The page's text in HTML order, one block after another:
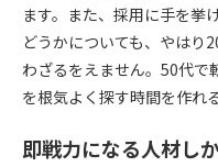
ます。また、採用に手を挙
どうかについても、やはり
わざるをえません。50代で
を根気よく探す時間を作れ
即戦力になる人材し